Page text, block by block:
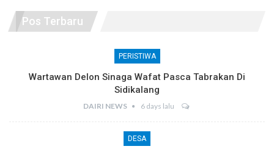
Pos Terbaru
PERISTIWA
Wartawan Delon Sinaga Wafat Pasca Tabrakan Di
Sidikalang
DAIRI NEWS 6 days lalu
DESA